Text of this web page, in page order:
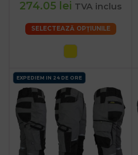
274.05 lei TVA inclus
SELECTEAZĂ OPȚIUNILE
EXPEDIEM IN 24 DE ORE